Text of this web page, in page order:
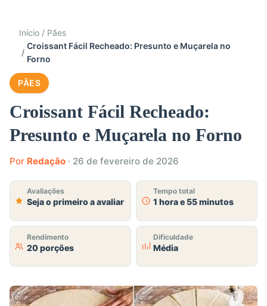
Início
Pães
Croissant Fácil Recheado: Presunto e Muçarela no
Forno
PÃES
Croissant Fácil Recheado:
Presunto e Muçarela no Forno
Por Redação · 26 de fevereiro de 2026
Avaliações
Seja o primeiro a avaliar
Tempo total
1 hora e 55 minutos
Rendimento
20 porções
Dificuldade
Média